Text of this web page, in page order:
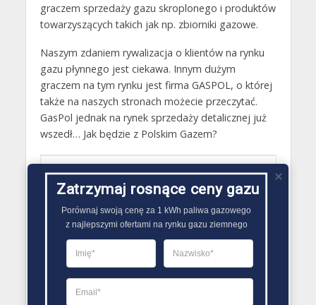
graczem sprzedaży gazu skroplonego i produktów
towarzyszących takich jak np. zbiorniki gazowe.
Naszym zdaniem rywalizacja o klientów na rynku
gazu płynnego jest ciekawa. Innym dużym
graczem na tym rynku jest firma GASPOL, o której
także na naszych stronach możecie przeczytać.
GasPol jednak na rynek sprzedaży detalicznej już
wszedł… Jak będzie z Polskim Gazem?
Ocena użytkowników 0 (0
oceny)
Przeczytaj także
DYSTRYBUCJA PALIW GAZOWYCH
Zatrzymaj rosnące ceny gazu
Porównaj swoją cenę za 1 kWh paliwa gazowego
z najlepszymi ofertami na rynku gazu ziemnego